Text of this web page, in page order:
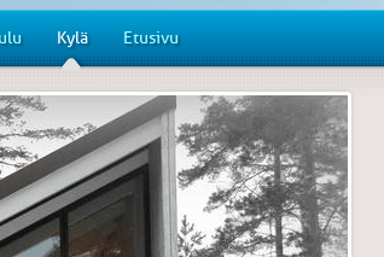
Kylä Etusivu